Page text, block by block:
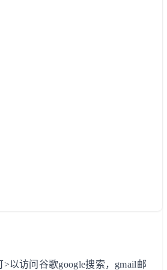
以访问谷歌google搜索，gmail邮